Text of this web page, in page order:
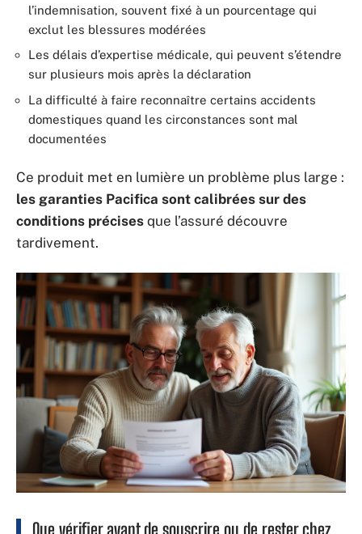
l’indemnisation, souvent fixé à un pourcentage qui
exclut les blessures modérées
Les délais d’expertise médicale, qui peuvent s’étendre
sur plusieurs mois après la déclaration
La difficulté à faire reconnaître certains accidents
domestiques quand les circonstances sont mal
documentées
Ce produit met en lumière un problème plus large :
les garanties Pacifica sont calibrées sur des
conditions précises que l’assuré découvre
tardivement.
Que vérifier avant de souscrire ou de rester chez